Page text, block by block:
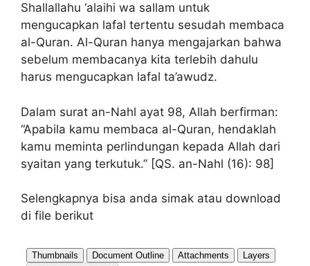
Shallallahu ‘alaihi wa sallam untuk
mengucapkan lafal tertentu sesudah membaca
al-Quran. Al-Quran hanya mengajarkan bahwa
sebelum membacanya kita terlebih dahulu
harus mengucapkan lafal ta’awudz.
Dalam surat an-Nahl ayat 98, Allah berfirman:
“Apabila kamu membaca al-Quran, hendaklah
kamu meminta perlindungan kepada Allah dari
syaitan yang terkutuk.” [QS. an-Nahl (16): 98]
Selengkapnya bisa anda simak atau download
di file berikut